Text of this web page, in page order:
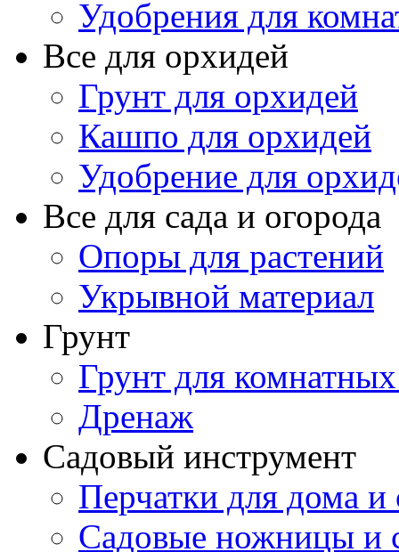
Удобрения для
Все для орхидей
Грунт для орхидей
Кашпо для орхидей
Удобрение для
Все для сада и огорода
Опоры для растений
Укрывной материал
Грунт
Грунт для
Дренаж
Садовый инструмент
Перчатки для дома и
Садовые ножницы и